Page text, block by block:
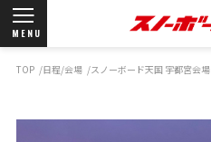
MENU
TOP 日程/会場 スノーボード天国 宇都宮会場